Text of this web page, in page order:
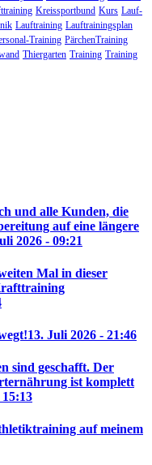
Kreissportbund Kurs Lauf-
Lauftraining Lauftrainingsplan
Training PärchenTraining
Thiergarten Training Training
und alle Kunden, die
auf eine längere
2026 - 09:21
Mal in dieser
13. Juli 2026 - 21:46
sind geschafft. Der
ist komplett
auf meinem